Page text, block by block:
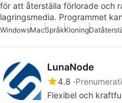
för att återställa förlorade och
lagringsmedia. Programmet
WindowsMacSpråkKloning
LunaNode
4.8
Flexibel och